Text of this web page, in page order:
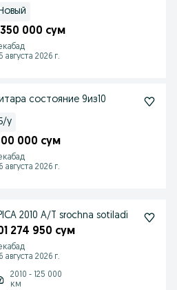
350 000 сум
августа 2026 г.
состояние 9из10
у
000 сум
августа 2026 г.
EPICA 2010 A/T srochna sotiladi
274 950 сум
августа 2026 г.
2010 - 125 000
км